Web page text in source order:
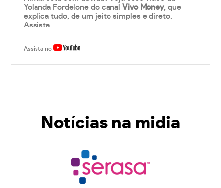
Yolanda Fordelone do canalVivo Money, que
explica tudo, de um jeito simples e direto.
Assista.
Assista no
Notícias na midia